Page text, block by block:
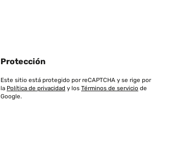
Protección
Este sitio está protegido por reCAPTCHA y se rige por
la Política de privacidad y los Términos de servicio de
Google.